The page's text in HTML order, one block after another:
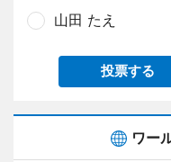
山田 たえ
投票する
ワー